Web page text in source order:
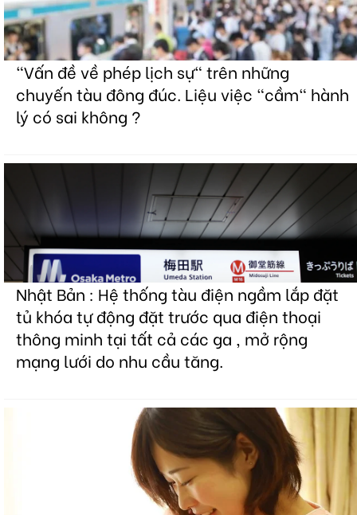
"Vấn đề về phép lịch sự" trên những
chuyến tàu đông đúc. Liệu việc "cầm" hành
lý có sai không ?
Nhật Bản : Hệ thống tàu điện ngầm lắp đặt
tủ khóa tự động đặt trước qua điện thoại
thông minh tại tất cả các ga , mở rộng
mạng lưới do nhu cầu tăng.